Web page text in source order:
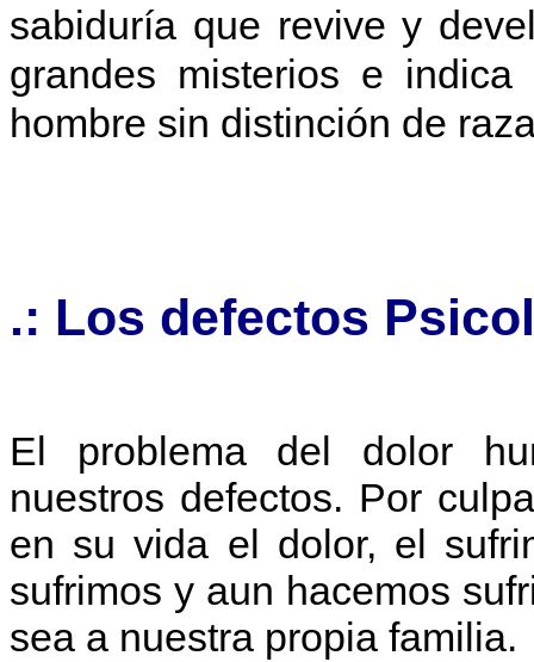
sabiduría que revive y
grandes misterios e
hombre sin distinción de
.: Los defectos
El problema del dolor
nuestros defectos. Por
en su vida el dolor, el
sufrimos y aun hacemos
sea a nuestra propia familia.